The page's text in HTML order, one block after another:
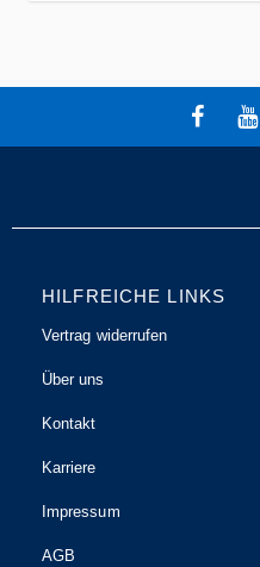
HILFREICHE LINKS
Vertrag widerrufen
Über uns
Kontakt
Karriere
Impressum
AGB